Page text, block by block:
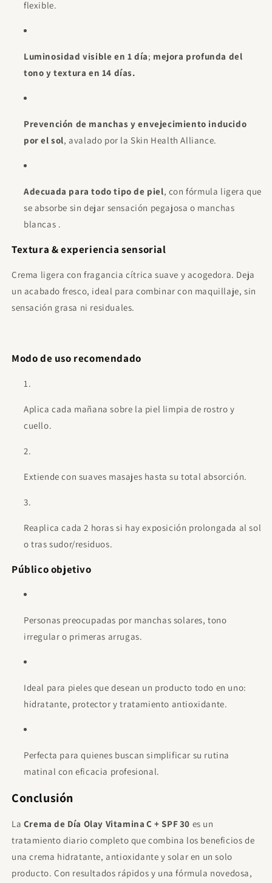
flexible.
Luminosidad visible en 1 día; mejora profunda del
tono y textura en 14 días.
Prevención de manchas y envejecimiento inducido
por el sol, avalado por la Skin Health Alliance.
Adecuada para todo tipo de piel, con fórmula ligera que
se absorbe sin dejar sensación pegajosa o manchas
blancas .
Textura & experiencia sensorial
Crema ligera con fragancia cítrica suave y acogedora. Deja
un acabado fresco, ideal para combinar con maquillaje, sin
sensación grasa ni residuales.
Modo de uso recomendado
Aplica cada mañana sobre la piel limpia de rostro y
cuello.
Extiende con suaves masajes hasta su total absorción.
Reaplica cada 2 horas si hay exposición prolongada al sol
o tras sudor/residuos.
Público objetivo
Personas preocupadas por manchas solares, tono
irregular o primeras arrugas.
Ideal para pieles que desean un producto todo en uno:
hidratante, protector y tratamiento antioxidante.
Perfecta para quienes buscan simplificar su rutina
matinal con eficacia profesional.
Conclusión
La Crema de Día Olay Vitamina C + SPF 30 es un
tratamiento diario completo que combina los beneficios de
una crema hidratante, antioxidante y solar en un solo
producto. Con resultados rápidos y una fórmula novedosa,